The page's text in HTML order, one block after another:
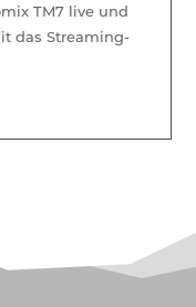
TM7 live und
das Streaming-